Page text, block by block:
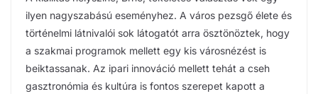
ilyen nagyszabású eseményhez. A város pezsgő élete és
történelmi látnivalói sok látogatót arra ösztönöztek, hogy
a szakmai programok mellett egy kis városnézést is
beiktassanak. Az ipari innováció mellett tehát a cseh
gasztronómia és kultúra is fontos szerepet kapott a